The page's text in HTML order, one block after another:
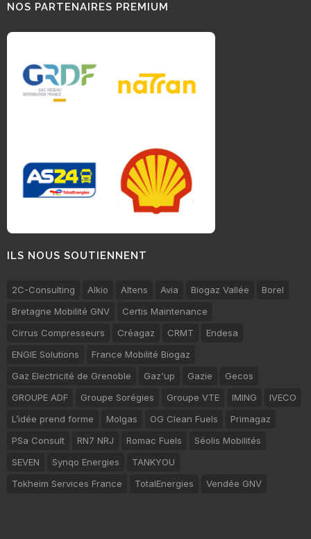
NOS PARTENAIRES PREMIUM
ILS NOUS SOUTIENNENT
2C-Consulting Alkio Altens Avia Biogaz Vallée
Borel
Bretagne Mobilité GNV
Certis Maintenance
Cirrus Compresseurs
Créagaz CRMT
Endesa
ENGIE Solutions
France Mobilité Biogaz
Gaz Electricité de Grenoble
Gaz'up Gazie
Gecos
GROUPE ADF
Groupe Sorégies Groupe VTE IMING
IVECO
L’idée prend forme
Molgas OG Clean Fuels
Primagaz
PSa Consult
RN7 NRJ Romac Fuels
Séolis Mobilités
SEVEN
Synqo Energies
TANKYOU
Tokheim Services France
TotalEnergies Vendée GNV